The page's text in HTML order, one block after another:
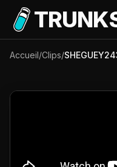
Aller au contenu principal
Accueil/Clips/